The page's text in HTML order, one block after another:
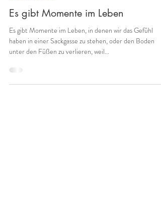
11. Mai 2022
3 Min. Lesezeit
Nachdenkliches
Es gibt Momente im Leben
Es gibt Momente im Leben, in denen wir das Gefühl
unter den Füßen zu verlieren, weil...